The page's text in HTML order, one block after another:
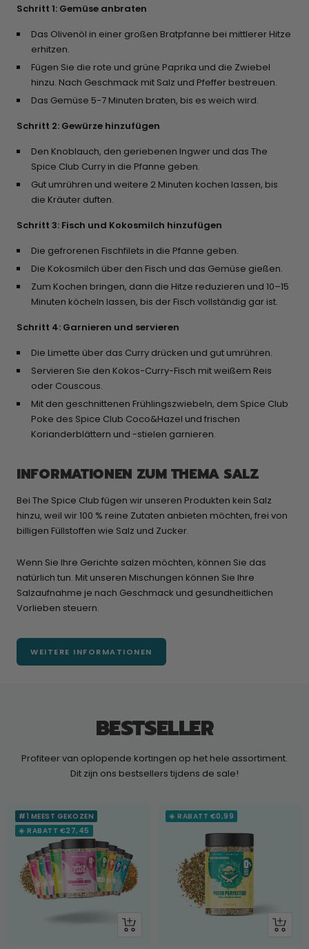
Schritt 1: Gemüse anbraten
Das Olivenöl in einer großen Bratpfanne bei mittlerer Hitze
erhitzen.
Fügen Sie die rote und grüne Paprika und die Zwiebel
hinzu. Nach Geschmack mit Salz und Pfeffer bestreuen.
Das Gemüse 5-7 Minuten braten, bis es weich wird.
Schritt 2: Gewürze hinzufügen
Den Knoblauch, den geriebenen Ingwer und das The
Spice Club Curry in die Pfanne geben.
Gut umrühren und weitere 2 Minuten kochen lassen, bis
die Kräuter duften.
Schritt 3: Fisch und Kokosmilch hinzufügen
Die gefrorenen Fischfilets in die Pfanne geben.
Die Kokosmilch über den Fisch und das Gemüse gießen.
Zum Kochen bringen, dann die Hitze reduzieren und 10–15
Minuten köcheln lassen, bis der Fisch vollständig gar ist.
Schritt 4: Garnieren und servieren
Die Limette über das Curry drücken und gut umrühren.
Servieren Sie den Kokos-Curry-Fisch mit weißem Reis
oder Couscous.
Mit den geschnittenen Frühlingszwiebeln, dem Spice Club
Poke des Spice Club Coco&Hazel und frischen
Korianderblättern und -stielen garnieren.
INFORMATIONEN ZUM THEMA SALZ
Bei The Spice Club fügen wir unseren Produkten kein Salz
hinzu, weil wir 100 % reine Zutaten anbieten möchten, frei von
billigen Füllstoffen wie Salz und Zucker.
Wenn Sie Ihre Gerichte salzen möchten, können Sie das
natürlich tun. Mit unseren Mischungen können Sie Ihre
Salzaufnahme je nach Geschmack und gesundheitlichen
Vorlieben steuern.
WEITERE INFORMATIONEN
BESTSELLER
Profiteer van oplopende kortingen op het hele assortiment.
Dit zijn ons bestsellers tijdens de sale!
#1 MEEST GEKOZEN
☀️ RABATT €27,45
+
☀️ RABATT €0,99
Schau